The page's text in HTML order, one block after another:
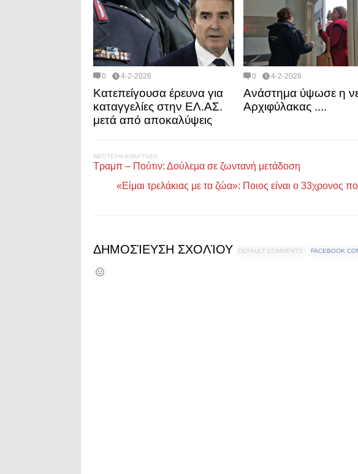
0 4-2-2026
Κατεπείγουσα έρευνα για
καταγγελίες στην ΕΛ.ΑΣ.
μετά από αποκαλύψεις
0 4-2-2026
Ανάστημα ύψωσε η
Αρχιφύλακας ....
ΝΕΌΤΕΡΗ ΑΝΆΡΤΗΣΗ
Τραμπ – Πούτιν: Δούλεμα σε ζωντανή μετάδοση
«Είμαι τρελάκιας με τα ζώα»: Ποιος είναι ο
ΔΗΜΟΣΊΕΥΣΗ ΣΧΟΛΊΟΥ DEFAULT COMMENTS FACEBOOK